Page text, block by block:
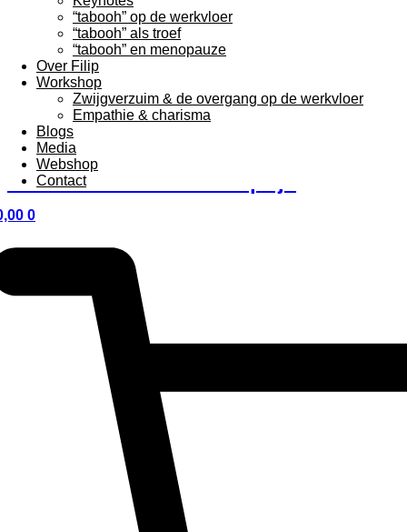
“tabooh” op de werkvloer
“tabooh” als troef
“tabooh” en menopauze
Over Filip
Workshop
Zwijgverzuim & de overgang op de werkvloer
Empathie & charisma
Blogs
Media
Webshop
Contact
0
Filip De Groeve praat over schaamte, taboes en waarom
zelfs poep en plas iets zeggen over inclusie en
menselijkheid.
Een mannenwereld leeft vol taboes
en vrouwen betalen de prijs